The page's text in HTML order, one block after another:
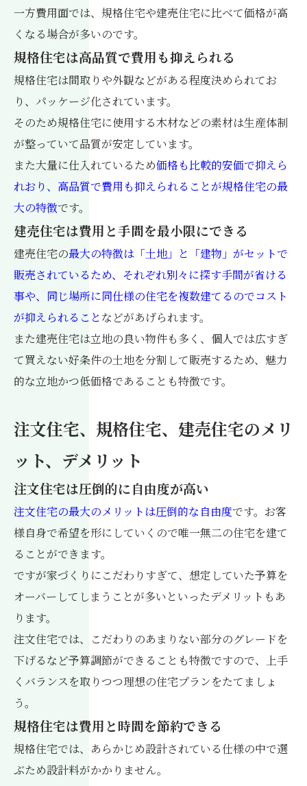
一方費用面では、規格住宅や建売住宅に比べて価格が高
くなる場合が多いのです。
規格住宅は高品質で費用も抑えられる
規格住宅は間取りや外観などがある程度決められてお
り、パッケージ化されています。
そのため規格住宅に使用する木材などの素材は生産体制
が整っていて品質が安定しています。
また大量に仕入れているため価格も比較的安価で抑えら
れおり、高品質で費用も抑えられることが規格住宅の最
大の特徴です。
建売住宅は費用と手間を最小限にできる
建売住宅の最大の特徴は「土地」と「建物」がセットで
販売されているため、それぞれ別々に探す手間が省ける
事や、同じ場所に同仕様の住宅を複数建てるのでコスト
が抑えられることなどがあげられます。
また建売住宅は立地の良い物件も多く、個人では広すぎ
て買えない好条件の土地を分割して販売するため、魅力
的な立地かつ低価格であることも特徴です。
注文住宅、規格住宅、建売住宅のメリ
ット、デメリット
注文住宅は圧倒的に自由度が高い
注文住宅の最大のメリットは圧倒的な自由度です。お客
様自身で希望を形にしていくので唯一無二の住宅を建て
ることができます。
ですが家づくりにこだわりすぎて、想定していた予算を
オーバーしてしまうことが多いといったデメリットもあ
ります。
注文住宅では、こだわりのあまりない部分のグレードを
下げるなど予算調節ができることも特徴ですので、上手
くバランスを取りつつ理想の住宅プランをたてましょ
う。
規格住宅は費用と時間を節約できる
規格住宅では、あらかじめ設計されている仕様の中で選
ぶため設計料がかかりません。